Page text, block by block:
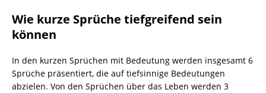
Wie kurze Sprüche tiefgreifend sein
können
In den kurzen Sprüchen mit Bedeutung werden insgesamt 6
Sprüche präsentiert, die auf tiefsinnige Bedeutungen
abzielen. Von den Sprüchen über das Leben werden 3